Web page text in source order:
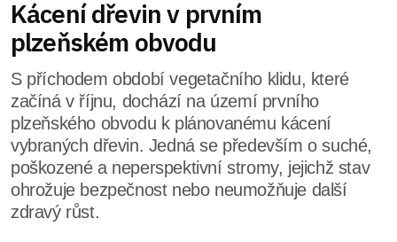
Kácení dřevin v prvním
plzeňském obvodu
S příchodem období vegetačního klidu, které
začíná v říjnu, dochází na území prvního
plzeňského obvodu k plánovanému kácení
vybraných dřevin. Jedná se především o suché,
poškozené a neperspektivní stromy, jejichž stav
ohrožuje bezpečnost nebo neumožňuje další
zdravý růst.